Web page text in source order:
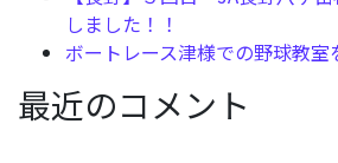
しました！！
ボートレース津様での野球教室
最近のコメント